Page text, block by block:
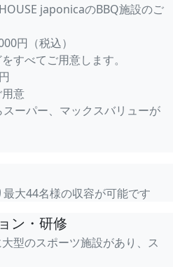
japonicaのBBQ施設のご
円（税込）
すべてご用意します。
意
ーパー、マックスバリューが
大44名様の収容が可能です
ン・研修
型のスポーツ施設があり、ス